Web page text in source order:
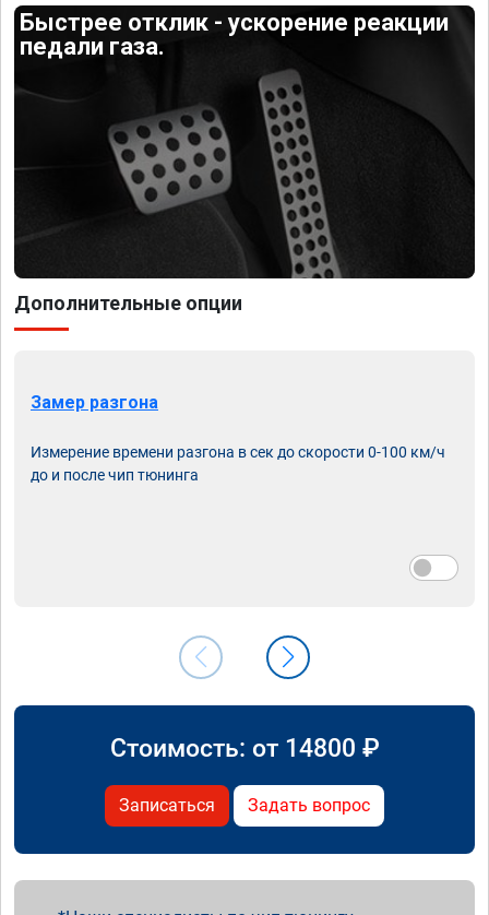
Быстрее отклик - ускорение реакции
педали газа.
Дополнительные опции
Замер разгона
Измерение времени разгона в сек до скорости 0-100 км/ч
до и после чип тюнинга
Стоимость: от 14800 ₽
Записаться Задать вопрос